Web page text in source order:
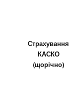
Страхування
КАСКО
(щорічно)